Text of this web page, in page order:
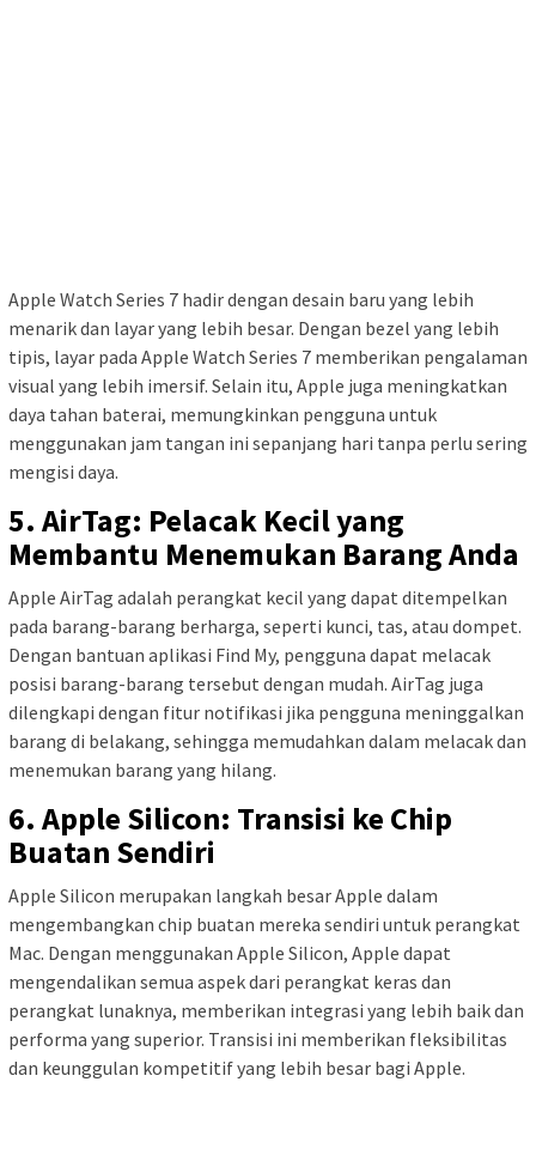
Apple Watch Series 7 hadir dengan desain baru yang lebih
menarik dan layar yang lebih besar. Dengan bezel yang lebih
tipis, layar pada Apple Watch Series 7 memberikan pengalaman
visual yang lebih imersif. Selain itu, Apple juga meningkatkan
daya tahan baterai, memungkinkan pengguna untuk
menggunakan jam tangan ini sepanjang hari tanpa perlu sering
mengisi daya.
5. AirTag: Pelacak Kecil yang
Membantu Menemukan Barang Anda
Apple AirTag adalah perangkat kecil yang dapat ditempelkan
pada barang-barang berharga, seperti kunci, tas, atau dompet.
Dengan bantuan aplikasi Find My, pengguna dapat melacak
posisi barang-barang tersebut dengan mudah. AirTag juga
dilengkapi dengan fitur notifikasi jika pengguna meninggalkan
barang di belakang, sehingga memudahkan dalam melacak dan
menemukan barang yang hilang.
6. Apple Silicon: Transisi ke Chip
Buatan Sendiri
Apple Silicon merupakan langkah besar Apple dalam
mengembangkan chip buatan mereka sendiri untuk perangkat
Mac. Dengan menggunakan Apple Silicon, Apple dapat
mengendalikan semua aspek dari perangkat keras dan
perangkat lunaknya, memberikan integrasi yang lebih baik dan
performa yang superior. Transisi ini memberikan fleksibilitas
dan keunggulan kompetitif yang lebih besar bagi Apple.